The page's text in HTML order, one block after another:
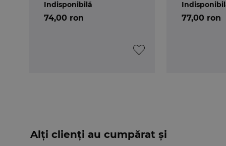
Despre autori:
este doctor in
Stefan Deaconu
este profesor univ. dr. si
74,00 ron
Indisponibilă
77,00 ron
Alți clienți au cumpărat și